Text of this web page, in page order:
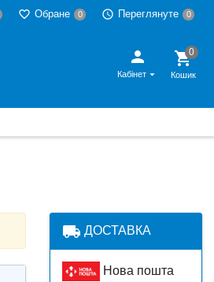
Обране 0 Переглянуте 0
Кабінет Кошик
local_shipping ДОСТАВКА
Нова пошта